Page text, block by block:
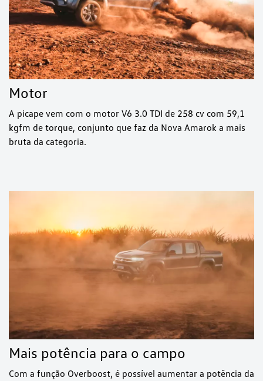
Motor
A picape vem com o motor V6 3.0 TDI de 258 cv com 59,1
kgfm de torque, conjunto que faz da Nova Amarok a mais
bruta da categoria.
Mais potência para o campo
Com a função Overboost, é possível aumentar a potência da